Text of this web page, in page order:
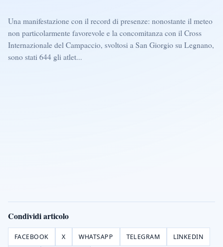
Una manifestazione con il record di presenze: nonostante il meteo
non particolarmente favorevole e la concomitanza con il Cross
Internazionale del Campaccio, svoltosi a San Giorgio su Legnano,
sono stati 644 gli atlet...
Condividi articolo
FACEBOOK X WHATSAPP TELEGRAM LINKEDIN